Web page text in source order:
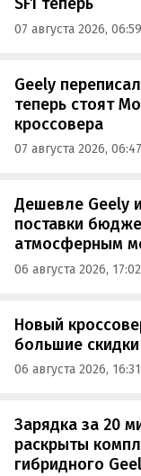
SF1 теперь
07 августа 2026, 06:59
Geely
теперь стоят
кроссовера
07 августа 2026, 06:47
Дешевле Geely
поставки
атмосферным
06 августа 2026, 17:02
Новый
большие
06 августа 2026, 16:31
Зарядка за 20
раскрыты
гибридного